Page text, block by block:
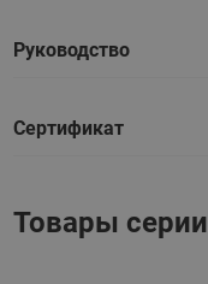
Руководство
Сертификат
Товары серии